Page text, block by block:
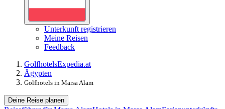
Unterkunft registrieren
Meine Reisen
Feedback
GolfhotelsExpedia.at
Ägypten
Golfhotels in Marsa Alam
Deine Reise planen